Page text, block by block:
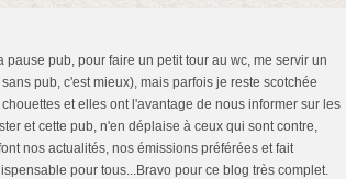
pub, pour faire un petit tour au wc, me servir un
pub, c'est mieux), mais parfois je reste scotchée
et elles ont l'avantage de nous informer sur les
et cette pub, n'en déplaise à ceux qui sont contre,
nos actualités, nos émissions préférées et fait
pour tous...Bravo pour ce blog très complet.